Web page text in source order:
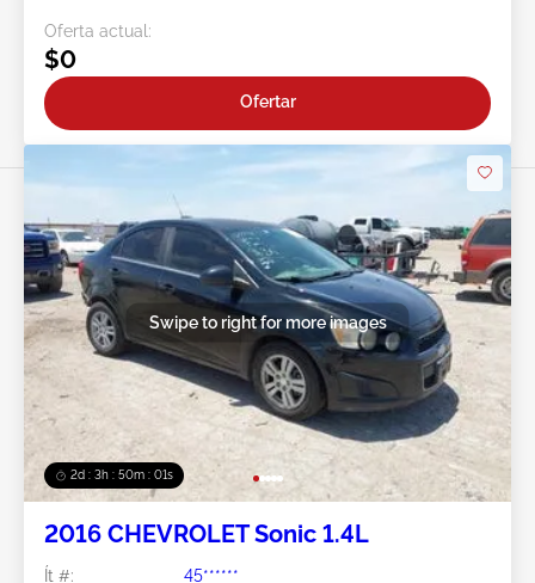
Oferta actual:
$0
Ofertar
2d : 3h : 49m : 59s
Swipe to right for more images
2016 CHEVROLET Sonic 1.4L
Ít #: 45******